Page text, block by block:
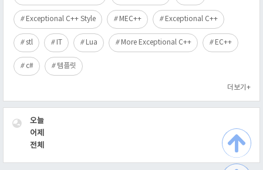
Exceptional C++ Style MEC++ Exceptional C++
stl IT Lua More Exceptional C++ EC++
c# 템플릿
더보기+
VISITOR
오늘
어제
전체